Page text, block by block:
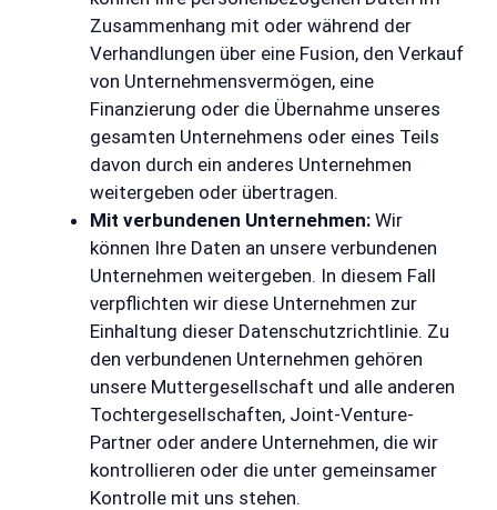
Zusammenhang mit oder während der
Verhandlungen über eine Fusion, den Verkauf
von Unternehmensvermögen, eine
Finanzierung oder die Übernahme unseres
gesamten Unternehmens oder eines Teils
davon durch ein anderes Unternehmen
weitergeben oder übertragen.
Mit verbundenen Unternehmen: Wir
können Ihre Daten an unsere verbundenen
Unternehmen weitergeben. In diesem Fall
verpflichten wir diese Unternehmen zur
Einhaltung dieser Datenschutzrichtlinie. Zu
den verbundenen Unternehmen gehören
unsere Muttergesellschaft und alle anderen
Tochtergesellschaften, Joint-Venture-
Partner oder andere Unternehmen, die wir
kontrollieren oder die unter gemeinsamer
Kontrolle mit uns stehen.